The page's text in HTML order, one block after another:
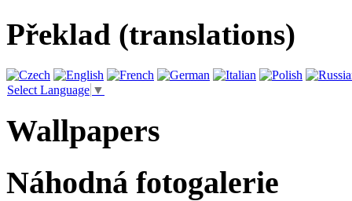
Překlad (translations)
Select Language ▼
Wallpapers
Náhodná fotogalerie